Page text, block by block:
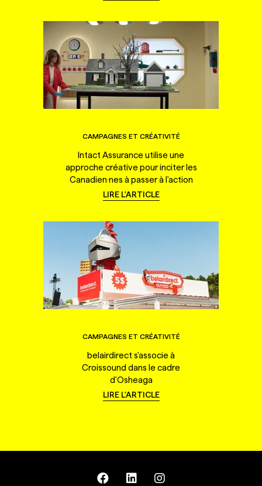
CAMPAGNES ET CRÉATIVITÉ
Intact Assurance utilise une
approche créative pour inciter les
Canadien·nes à passer à l'action
LIRE L'ARTICLE
CAMPAGNES ET CRÉATIVITÉ
belairdirect s'associe à
Croissound dans le cadre
d'Osheaga
LIRE L'ARTICLE